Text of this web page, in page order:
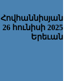
Հովհաննիսյան
26 հունիսի 2025
Երեւան